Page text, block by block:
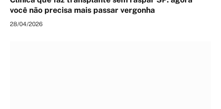
você não precisa mais passar vergonha
28/04/2026